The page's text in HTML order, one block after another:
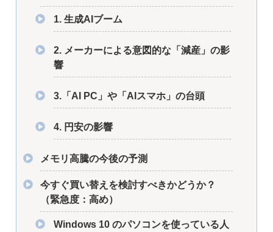
1. 生成AIブーム
2. メーカーによる意図的な「減産」の影
響
3.「AI PC」や「AIスマホ」の台頭
4. 円安の影響
メモリ高騰の今後の予測
今すぐ買い替えを検討すべきかどうか？
（緊急度：高め）
Windows 10 のパソコンを使っている人